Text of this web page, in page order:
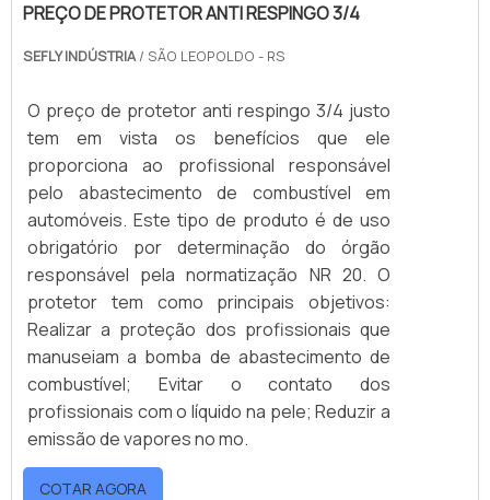
PREÇO DE PROTETOR ANTI RESPINGO 3/4
SEFLY INDÚSTRIA/ SÃO LEOPOLDO - RS
O preço de protetor anti respingo 3/4 justo
tem em vista os benefícios que ele
proporciona ao profissional responsável
pelo abastecimento de combustível em
automóveis. Este tipo de produto é de uso
obrigatório por determinação do órgão
responsável pela normatização NR 20. O
protetor tem como principais objetivos:
Realizar a proteção dos profissionais que
manuseiam a bomba de abastecimento de
combustível; Evitar o contato dos
profissionais com o líquido na pele; Reduzir a
emissão de vapores no mo.
COTAR AGORA